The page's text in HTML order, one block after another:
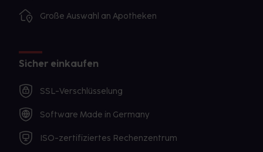
Große Auswahl an Apotheken
Sicher einkaufen
SSL-Verschlüsselung
Software Made in Germany
ISO-zertifiziertes Rechenzentrum